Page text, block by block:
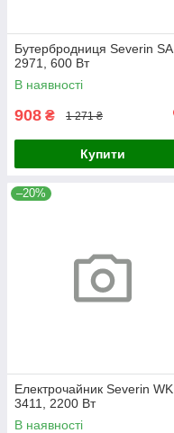
Бутербродниця Severin SA
2971, 600 Вт
В наявності
908 ₴ 1 271 ₴
Купити
–20%
Електрочайник Severin WK
3411, 2200 Вт
В наявності